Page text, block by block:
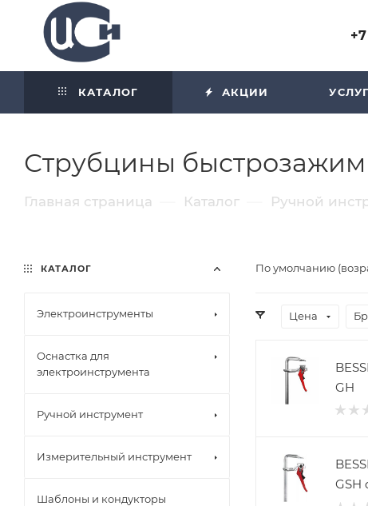
КАТАЛОГ АКЦИИ
Струбцины
Главная страница Каталог Ручной
По умолчанию
Цена
GH
GSH
КАТАЛОГ
Электроинструменты
Оснастка для
электроинструмента
Ручной инструмент
Измерительный инструмент
Шаблоны и кондукторы